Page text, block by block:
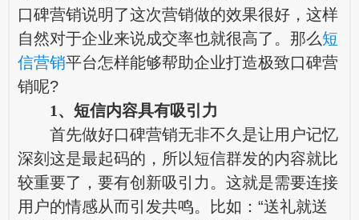
口碑营销说明了这次营销做的效果很好，这样
自然对于企业来说成交率也就很高了。那么短
信营销平台怎样能够帮助企业打造极致口碑营
销呢?
1、短信内容具有吸引力
首先做好口碑营销无非不久是让用户记忆
深刻这是最起码的，所以短信群发的内容就比
较重要了，要有创新吸引力。这就是需要连接
用户的情感从而引发共鸣。比如：“送礼就送